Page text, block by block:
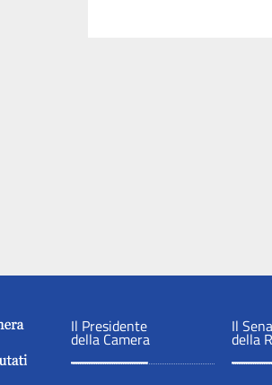
Il Presidente
della Camera
Il
della